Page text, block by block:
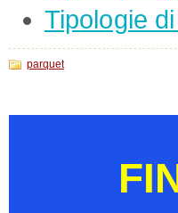
Tipologie
parquet